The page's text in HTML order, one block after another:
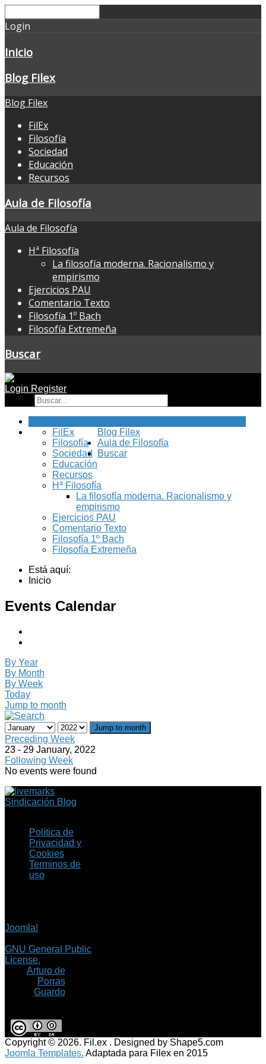
Login
Inicio
Blog Filex
Blog Filex
FilEx
Filosofía
Sociedad
Educación
Recursos
Aula de Filosofía
Aula de Filosofía
Hª Filosofía
La filosofía moderna. Racionalismo y
empirismo
Ejercicios PAU
Comentario Texto
Filosofía 1º Bach
Filosofía Extremeña
Buscar
Login Register
Blog Filex
FilEx
Filosofía
Sociedad
Educación
Recursos
Aula de Filosofía
Hª Filosofía
La filosofía moderna. Racionalismo y
empirismo
Ejercicios PAU
Comentario Texto
Filosofía 1º Bach
Filosofía Extremeña
Buscar
Está aquí:
Inicio
Events Calendar
By Year
By Month
By Week
Today
Jump to month
Jump to month
Preceding Week
23 - 29 January, 2022
Following Week
No events were found
Sindicación Blog
Política de
Privacidad y
Cookies
Terminos de
uso
Joomla!
GNU General Public
License.
Arturo de
Porras
Guardo
Copyright © 2026. Fil.ex . Designed by Shape5.com
Joomla Templates. Adaptada para Filex en 2015